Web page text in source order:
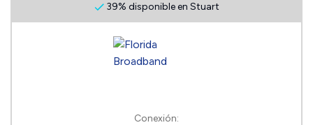
39% disponible en Stuart
Conexión: